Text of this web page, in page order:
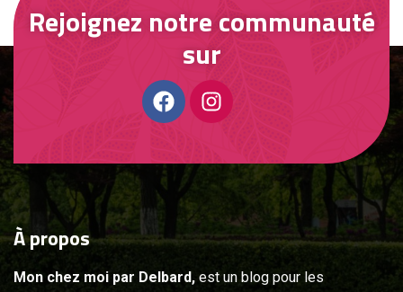
Rejoignez notre communauté
sur
Àpropos
Mon chez moi par Delbard, est un blog pour les